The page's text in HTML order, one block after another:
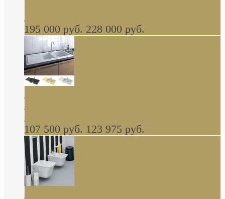
глянцевая платина В НАЛИЧИИ
195 000 руб. 228 000 руб.
керамическая мойка 1160 x 510 мм белая,
серая, черная, бежевая В НАЛИЧИИ
107 500 руб. 123 975 руб.